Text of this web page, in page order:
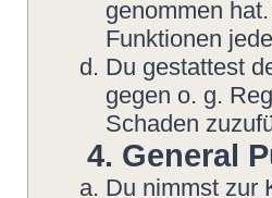
genommen
Funktionen
Du gestattest
gegen o. g.
Schaden
4. General
Du nimmst zur